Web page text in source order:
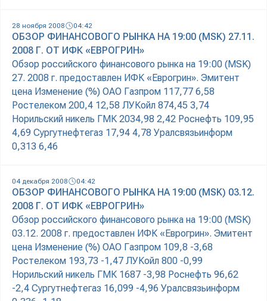
28 ноября 2008 04:42
ОБЗОР ФИНАНСОВОГО РЫНКА НА 19:00 (MSK) 27.11.
2008 Г. ОТ ИФК «ЕВРОГРИН»
Обзор российского финансового рынка на 19:00 (MSK)
27. 2008 г. предоставлен ИФК «Еврогрин». Эмитент
цена Изменение (%) ОАО Газпром 117,77 6,58
Ростелеком 200,4 12,58 ЛУКойл 874,45 3,74
Норильский никель ГМК 2034,98 2,42 Роснефть 109,95
4,69 Сургутнефтегаз 17,94 4,78 Уралсвязьинформ
0,313 6,46
04 декабря 2008 04:42
ОБЗОР ФИНАНСОВОГО РЫНКА НА 19:00 (MSK) 03.12.
2008 Г. ОТ ИФК «ЕВРОГРИН»
Обзор российского финансового рынка на 19:00 (MSK)
03.12. 2008 г. предоставлен ИФК «Еврогрин». Эмитент
цена Изменение (%) ОАО Газпром 109,8 -3,68
Ростелеком 193,73 -1,47 ЛУКойл 800 -0,99
Норильский никель ГМК 1687 -3,98 Роснефть 96,62
-2,4 Сургутнефтегаз 16,099 -4,96 Уралсвязьинформ